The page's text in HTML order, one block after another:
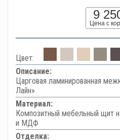
9
Цена с
Цвет:
Описание:
Царговая ламинированная
Лайн»
Материал:
Композитный мебельный щит
и МДФ
Отделка: